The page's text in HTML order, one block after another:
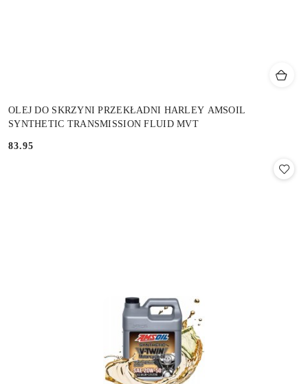
OLEJ DO SKRZYNI PRZEKŁADNI HARLEY AMSOIL
SYNTHETIC TRANSMISSION FLUID MVT
Cena:
83.95